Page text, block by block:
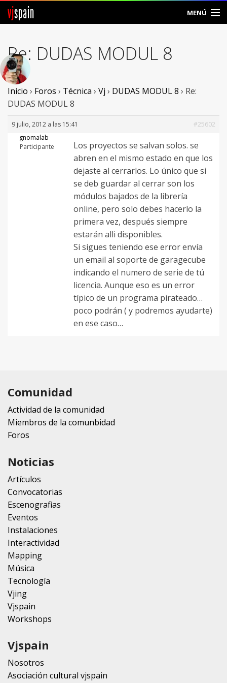
vjspain MENÚ
Foros
Noticias
Vjspain
Ayuda
Re: DUDAS MODUL 8
Inicio › Foros › Técnica › Vj › DUDAS MODUL 8 › Re:
DUDAS MODUL 8
9 julio, 2012 a las 15:41
#25602
gnomalab
Participante
Los proyectos se salvan solos. se
abren en el mismo estado en que los
dejaste al cerrarlos. Lo único que si
se deb guardar al cerrar son los
módulos bajados de la librería
online, pero solo debes hacerlo la
primera vez, después siempre
estarán alli disponibles.
Si sigues teniendo ese error envía
un email al soporte de garagecube
indicando el numero de serie de tú
licencia. Aunque eso es un error
típico de un programa pirateado…
poco podrán ( y podremos ayudarte)
en ese caso…
Comunidad
Actividad de la comunidad
Miembros de la comunbidad
Foros
Noticias
Artículos
Convocatorias
Escenografias
Eventos
Instalaciones
Interactividad
Mapping
Música
Tecnología
Vjing
Vjspain
Workshops
Vjspain
Nosotros
Asociación cultural vjspain